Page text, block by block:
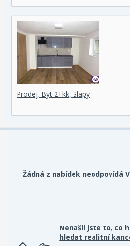
Prodej, Byt 2+kk, Slapy
Žádná z nabídek neodpovídá
Nenašli jste to, co
hledat realitní